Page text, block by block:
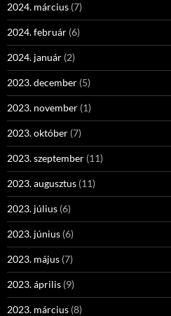
2024. március (7)
2024. február (6)
2024. január (2)
2023. december (5)
2023. november (1)
2023. október (7)
2023. szeptember (11)
2023. augusztus (11)
2023. július (6)
2023. június (6)
2023. május (7)
2023. április (9)
2023. március (8)